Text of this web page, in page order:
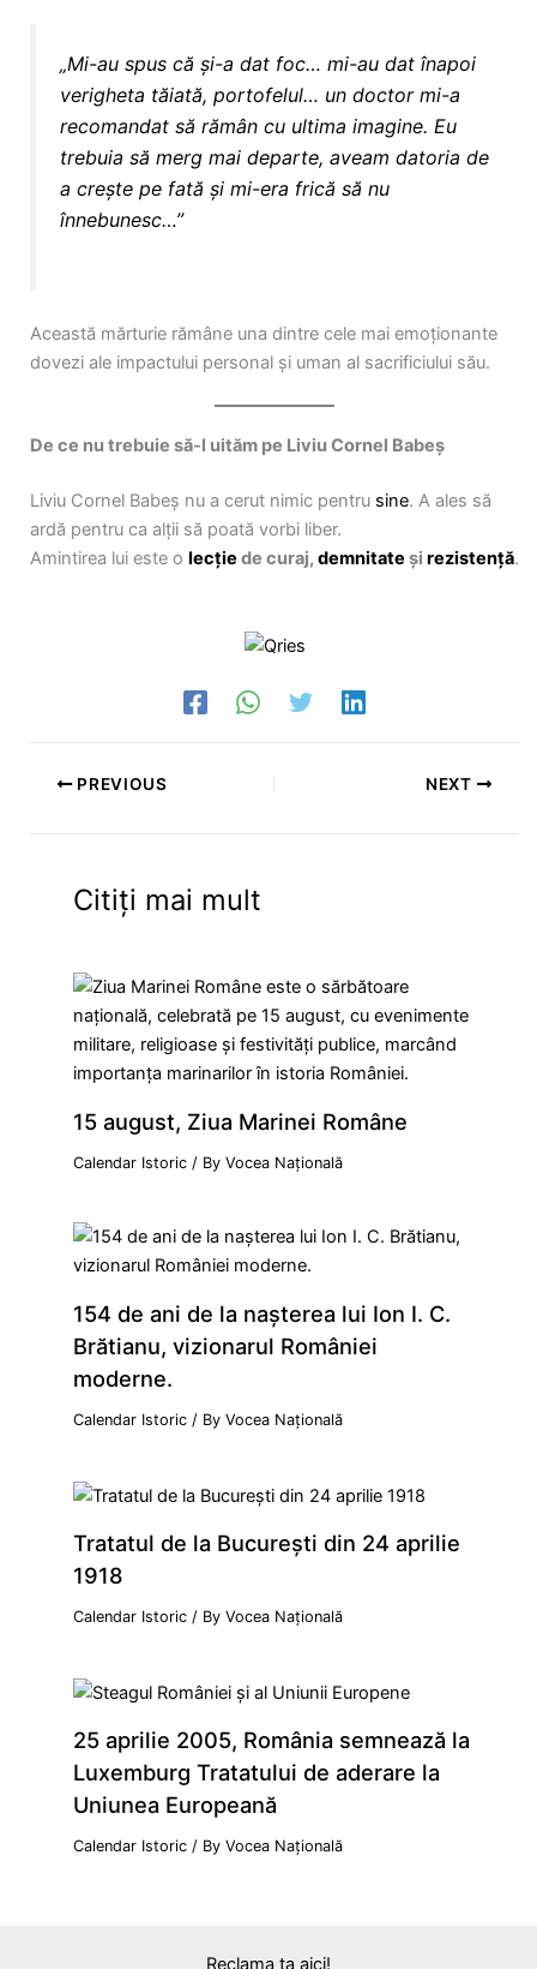
„Mi-au spus că și-a dat foc… mi-au dat înapoi
verigheta tăiată, portofelul… un doctormi-a
recomandat să rămân cu ultima imagine. Eu
trebuia să merg mai departe, aveam datoria de
a crește pe fată și mi-era frică să nu
înnebunesc…”
Această mărturie rămâne una dintre cele mai emoționante
dovezi ale impactului personal și uman al sacrificiului său.
De ce nu trebuie să-l uităm pe Liviu Cornel Babeș
Liviu Cornel Babeș nu a cerut nimic pentru sine. A ales să
ardă pentru ca alții să poată vorbi liber.
Amintirea lui este o lecție de curaj, demnitate și rezistență.
PREVIOUS NEXT
Citiți mai mult
15 august, Ziua Marinei Române
Calendar Istoric / ByVocea Națională
154 de ani de la naşterea lui Ion I. C.
Brătianu, vizionarul României
moderne.
Calendar Istoric / ByVocea Națională
Tratatul de la Bucureşti din 24 aprilie
1918
Calendar Istoric / ByVocea Națională
25 aprilie 2005, România semnează la
Luxemburg Tratatului de aderare la
Uniunea Europeană
Calendar Istoric / ByVocea Națională
Reclama ta aici!